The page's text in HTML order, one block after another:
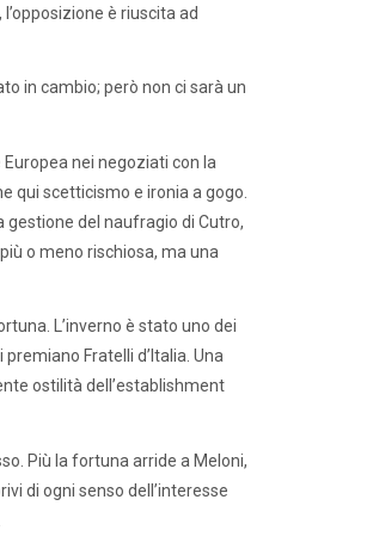
è riuscita ad
in cambio; però non ci sarà un
nei negoziati con la
qui scetticismo e ironia a gogo.
gestione del naufragio di Cutro,
o meno rischiosa, ma una
L’inverno è stato uno dei
Fratelli d’Italia. Una
ostilità dell’establishment
Più la fortuna arride a Meloni,
di ogni senso dell’interesse